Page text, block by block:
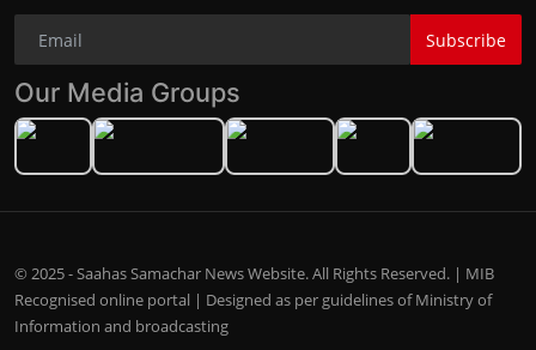
Subscribe
Our Media Groups
© 2025 - Saahas Samachar News Website. All Rights Reserved. | MIB
Recognised online portal | Designed as per guidelines of Ministry of
Information and broadcasting